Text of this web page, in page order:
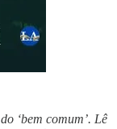
‘bem comum’. Lê